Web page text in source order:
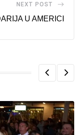
NEXT POST
U AMERICI